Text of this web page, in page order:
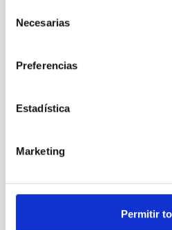
Necesarias
Preferencias
Estadística
Marketing
Permitir
Divulgación